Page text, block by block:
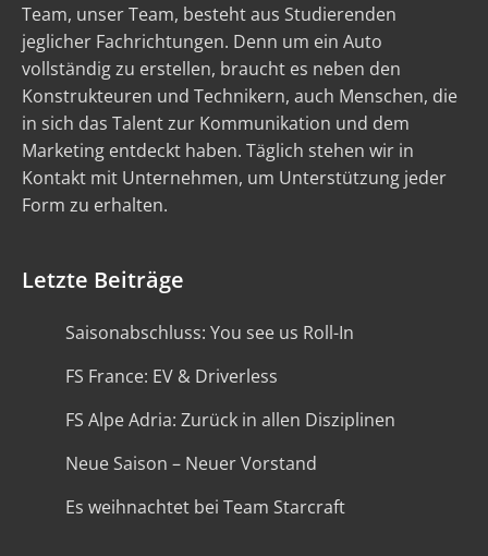
Team, unser Team, besteht aus Studierenden
jeglicher Fachrichtungen. Denn um ein Auto
vollständig zu erstellen, braucht es neben den
Konstrukteuren und Technikern, auch Menschen, die
in sich das Talent zur Kommunikation und dem
Marketing entdeckt haben. Täglich stehen wir in
Kontakt mit Unternehmen, um Unterstützung jeder
Form zu erhalten.
Letzte Beiträge
Saisonabschluss: You see us Roll-In
FS France: EV & Driverless
FS Alpe Adria: Zurück in allen Disziplinen
Neue Saison – Neuer Vorstand
Es weihnachtet bei Team Starcraft